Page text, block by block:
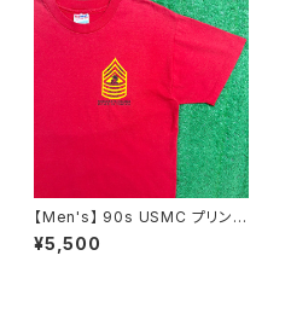
【Men's】 90s USMC プリント
Tシャツ / アメリカ製 USA製 9
0年代 ティーシャツ T-Shirt 古
¥5,500